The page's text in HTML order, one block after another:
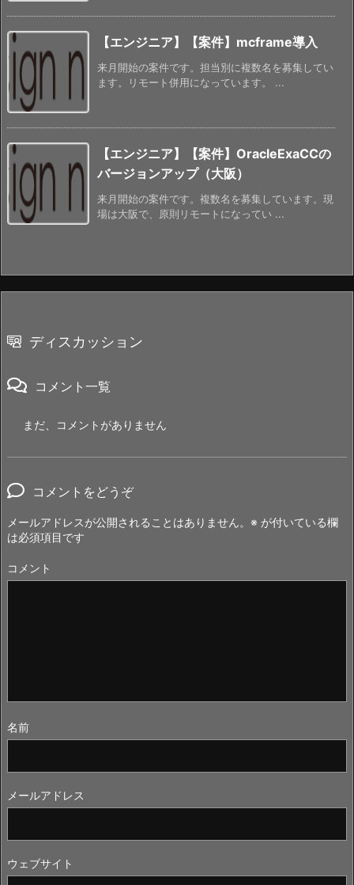
【エンジニア】【案件】mcframe導入
来月開始の案件です。担当別に複数名を募集してい
ます。リモート併用になっています。 ...
【エンジニア】【案件】OracleExaCCの
バージョンアップ（大阪）
来月開始の案件です。複数名を募集しています。現
場は大阪で、原則リモートになってい ...
ディスカッション
コメント一覧
まだ、コメントがありません
コメントをどうぞ
メールアドレスが公開されることはありません。 ※ が付いている欄
は必須項目です
コメント
名前
メールアドレス
ウェブサイト